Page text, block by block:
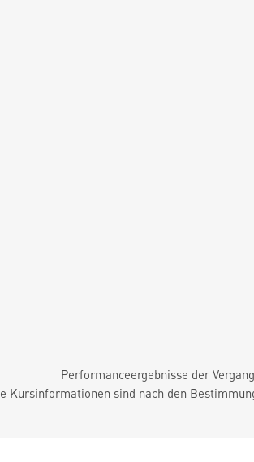
Performanceergebnisse der
Kursinformationen sind nach den